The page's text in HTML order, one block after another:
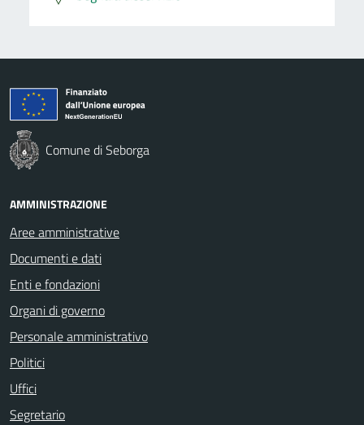
Comune di Seborga
AMMINISTRAZIONE
Aree amministrative
Documenti e dati
Enti e fondazioni
Organi di governo
Personale amministrativo
Politici
Uffici
Segretario